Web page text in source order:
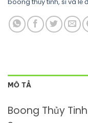
MÔ TẢ
Boong Thủy